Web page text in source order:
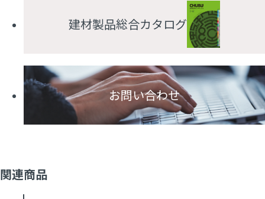
建材製品総合カタログ
お問い合わせ
関連商品